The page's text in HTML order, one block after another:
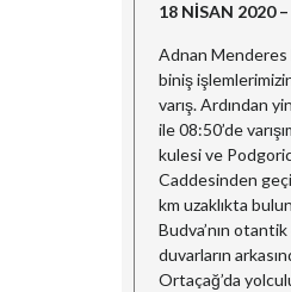
18 NİSAN 2020
Adnan Menderes
biniş
varış. Ardından
ile 08:50’de
kulesi ve
Caddesinden
km uzaklıkta
Budva’nın
duvarların
Ortaçağ’da